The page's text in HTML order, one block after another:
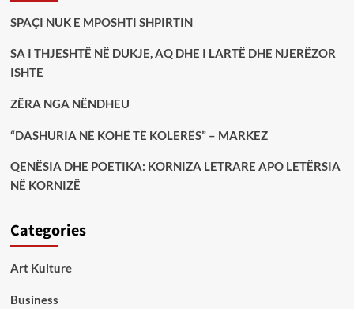
SPAÇI NUK E MPOSHTI SHPIRTIN
SA I THJESHTË NË DUKJE, AQ DHE I LARTË DHE NJERËZOR
ISHTE
ZËRA NGA NËNDHEU
“DASHURIA NË KOHË TË KOLERËS” – MARKEZ
QENËSIA DHE POETIKA: KORNIZA LETRARE APO LETËRSIA
NË KORNIZË
Categories
Art Kulture
Business